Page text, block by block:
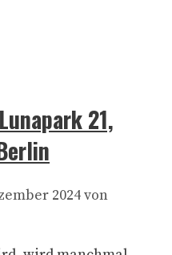
21,
2024von